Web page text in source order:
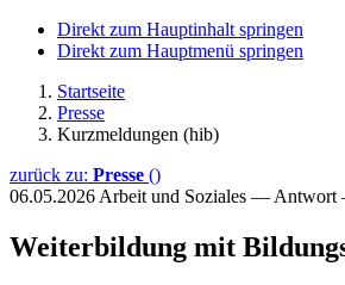
Direkt zum Hauptinhalt springen
Direkt zum Hauptmenü springen
Startseite
Presse
Kurzmeldungen (hib)
zurück zu: Presse ()
06.05.2026 Arbeit und Soziales —
Weiterbildung mit